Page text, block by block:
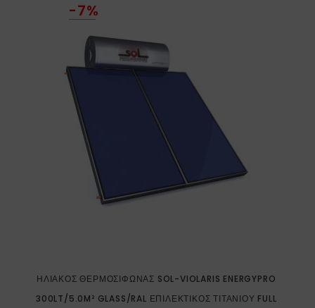
-7%
ΗΛΙΑΚΌΣ ΘΕΡΜΟΣΊΦΩΝΑΣ SOL-VIOLARIS ENERGYPRO
300LT/5.0M² GLASS/RAL ΕΠΙΛΕΚΤΙΚΌΣ ΤΙΤΑΝΊΟΥ FULL